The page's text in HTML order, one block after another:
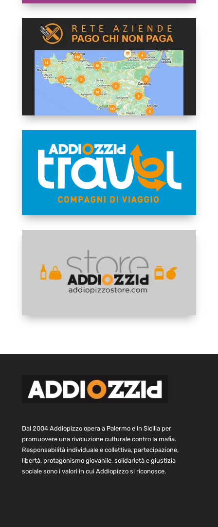
Dal 2004 Addiopizzo opera a Palermo e in Sicilia per
promuovere una rivoluzione culturale contro la mafia.
Responsabilità individuale e collettiva, partecipazione,
libertà, protagonismo giovanile, solidarietà e giustizia
sociale sono i valori in cui Addiopizzo si riconosce.